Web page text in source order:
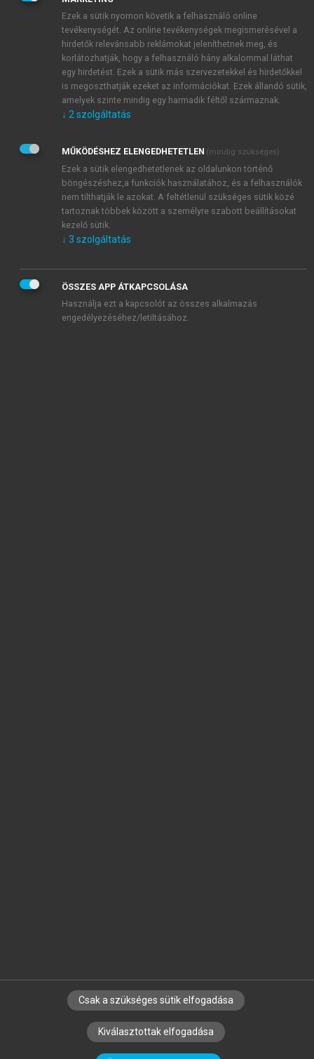
JELSZÓ ÚJRA
Kérek értesítést a MeRSZ újdonságairól, akcióiról.
Kérek értesítést az Akadémiai Kiadó Zrt. újdonságairól,
Adatkezelési tájékoztatóbanfoglaltakat tudomásul
veszem és elfogadom.
Általános vásárlási feltételeket, valamint a szotar.netés a
mersz.huoldalak licencszerződéseiben foglaltakat
tudomásul veszem és elfogadom.
KIPRÓBÁLOM
SZERZŐKNEK CÉGEKNEK KÖNYVTÁROSOKNAK
SZERKESZTÉSI ÉS LEKTORÁLÁSI ALAPELVEK
Ezek a sütik nyomon követik a felhasználó online
tevékenységét. Az online tevékenységek megismerésével a
hirdetők relevánsabb reklámokat jeleníthetnek meg, és
korlátozhatják, hogy a felhasználó hány alkalommal láthat
egy hirdetést. Ezek a sütik más szervezetekkel és hirdetőkkel
is megoszthatják ezeket az információkat. Ezek állandó sütik,
amelyek szinte mindig egy harmadik féltől származnak.
↓ 2 szolgáltatás
MŰKÖDÉSHEZ ELENGEDHETETLEN (mindig szükséges)
Ezek a sütik elengedhetetlenek az oldalunkon történő
böngészéshez,a funkciók használatához, és a felhasználók
nem tilthatják le azokat. A feltétlenül szükséges sütik közé
tartoznak többek között a személyre szabott beállításokat
kezelő sütik.
↓ 3 szolgáltatás
ÖSSZES APP ÁTKAPCSOLÁSA
Használja ezt a kapcsolót az összes alkalmazás
engedélyezéséhez/letiltásához.
Csak a szükséges sütik elfogadása
Kiválasztottak elfogadása